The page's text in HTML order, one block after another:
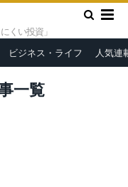
くい投資」
ビジネス・ライフ 人気連
一覧